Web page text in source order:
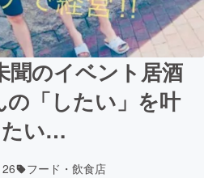
聞のイベント居酒
「したい」を叶
たい…
フード・飲食店